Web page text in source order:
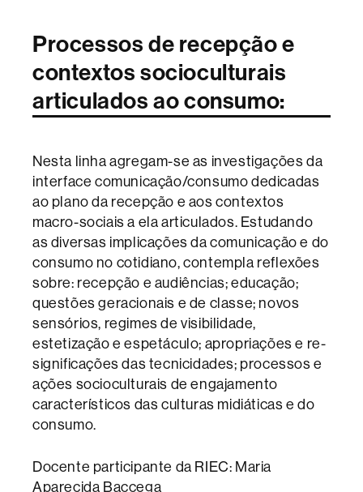
Processos de recepção e
contextos socioculturais
articulados ao consumo:
Nesta linha agregam-se as investigações da
interface comunicação/consumo dedicadas
ao plano da recepção e aos contextos
macro-sociais a ela articulados. Estudando
as diversas implicações da comunicação e do
consumo no cotidiano, contempla reflexões
sobre: recepção e audiências; educação;
questões geracionais e de classe; novos
sensórios, regimes de visibilidade,
estetização e espetáculo; apropriações e re-
significações das tecnicidades; processos e
ações socioculturais de engajamento
característicos das culturas midiáticas e do
consumo.
Docente participante da RIEC: Maria
Aparecida Baccega